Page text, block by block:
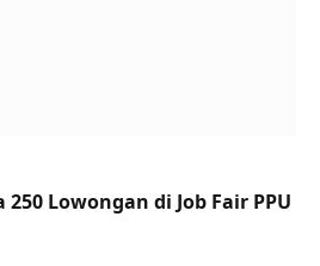
Lowongan di Job Fair PPU